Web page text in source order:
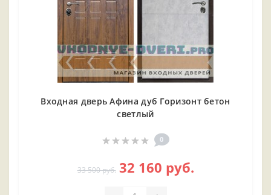
Входная дверь Афина дуб Горизонт бетон
светлый
0
33 500 руб. 32 160 руб.